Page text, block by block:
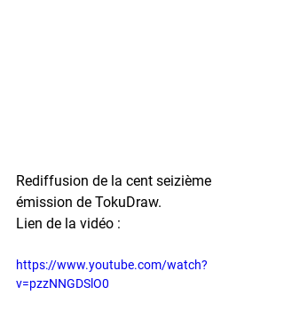
Rediffusion de la cent seizième
émission de TokuDraw.
Lien de la vidéo :
https://www.youtube.com/watch?
v=pzzNNGDSlO0